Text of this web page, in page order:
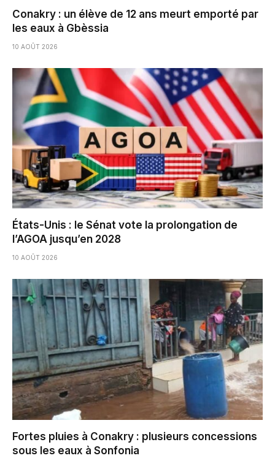
Conakry : un élève de 12 ans meurt emporté par
les eaux à Gbèssia
10 AOÛT 2026
États-Unis : le Sénat vote la prolongation de
l’AGOA jusqu’en 2028
10 AOÛT 2026
Fortes pluies à Conakry : plusieurs concessions
sous les eaux à Sonfonia